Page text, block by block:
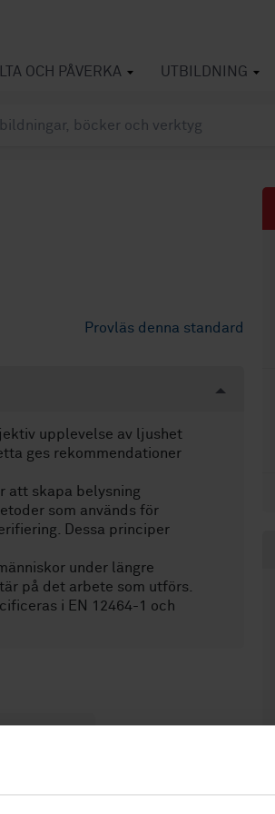
OCH PÅVERKA UTBILDNING
Provläs denna standard
upplevelse av ljushet
ges rekommendationer
att skapa belysning
som används för
Dessa principer
under längre
på det arbete som utförs.
i EN 12464-1 och